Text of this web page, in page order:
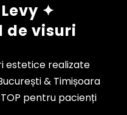
✦
de visuri
estetice realizate
& Timișoara
pentru pacienți